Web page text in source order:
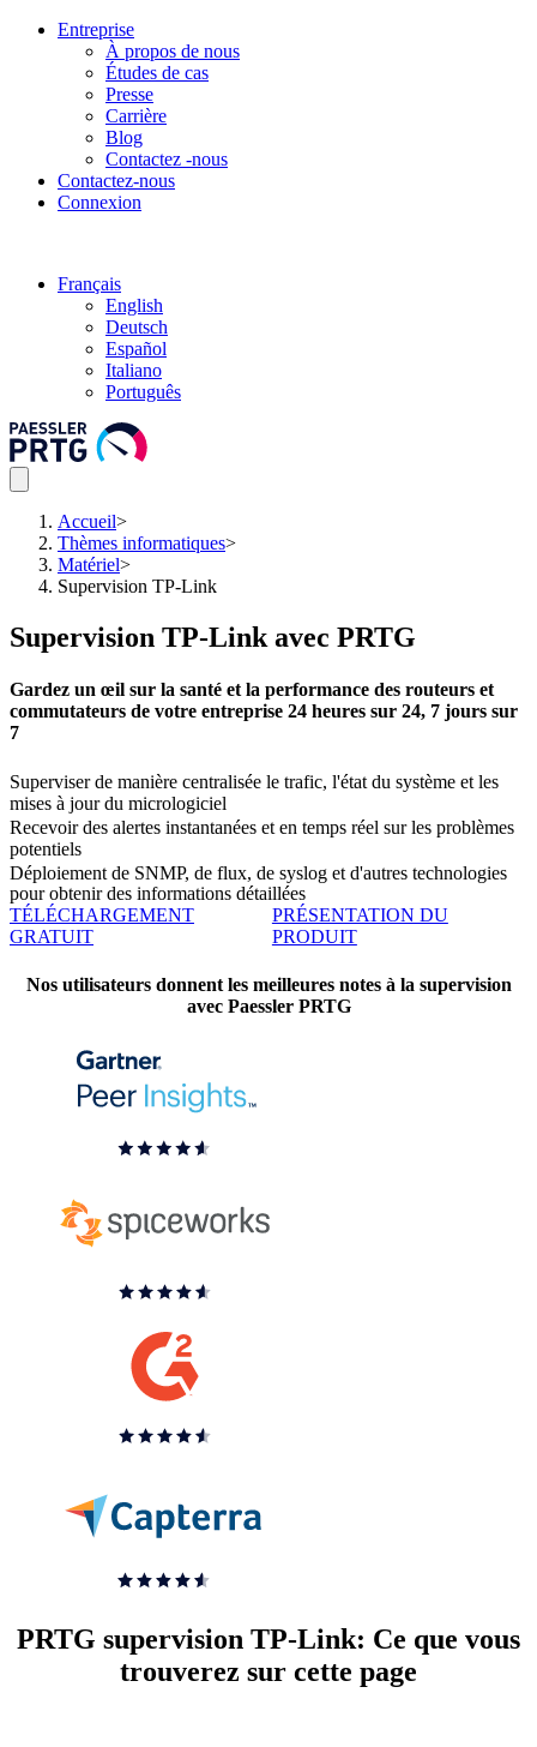
Entreprise
À propos de nous
Études de cas
Presse
Carrière
Blog
Contactez -nous
Contactez-nous
Connexion
Français
English
Deutsch
Español
Italiano
Português
Accueil>
Thèmes informatiques>
Matériel>
Supervision TP-Link
Supervision TP-Link avec PRTG
Gardez un œil sur la santé et la performance des routeurs et
commutateurs de votre entreprise 24 heures sur 24, 7 jours sur
7
Superviser de manière centralisée le trafic, l'état du système et les
mises à jour du micrologiciel
Recevoir des alertes instantanées et en temps réel sur les problèmes
potentiels
Déploiement de SNMP, de flux, de syslog et d'autres technologies
pour obtenir des informations détaillées
TÉLÉCHARGEMENT
GRATUIT
PRÉSENTATION DU
PRODUIT
Nos utilisateurs donnent les meilleures notes à la supervision
avec Paessler PRTG
PRTG supervision TP-Link: Ce que vous
trouverez sur cette page